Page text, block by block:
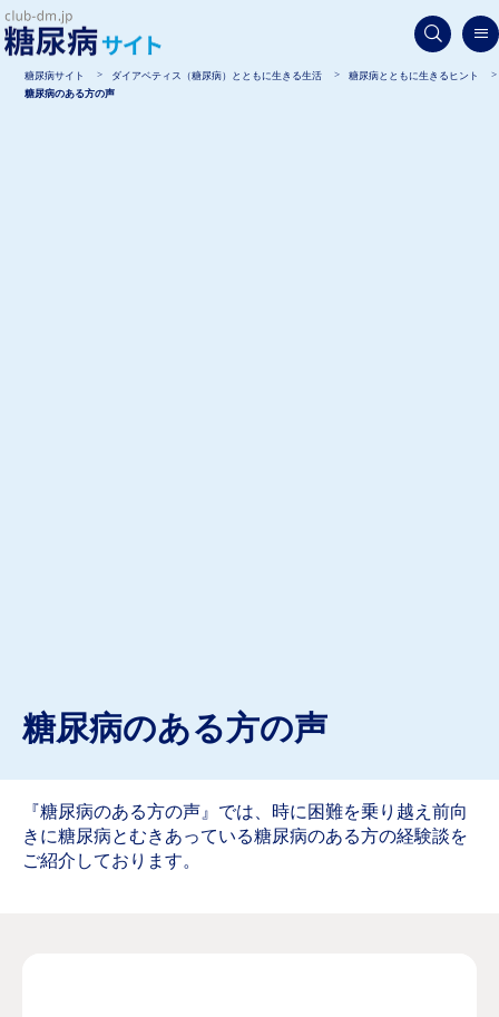
糖尿病サイト ダイアベティス（糖尿病）とともに生きる生活
糖尿病とともに生きるヒント
糖尿病のある方の声
糖尿病のある方の声
『糖尿病のある方の声』では、時に困難を乗り越え前向
きに糖尿病とむきあっている糖尿病のある方の経験談を
ご紹介しております。